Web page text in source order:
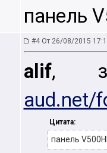
панель
#4 От 26/08/2015
alif,
aud.net/
Цитата:
панель